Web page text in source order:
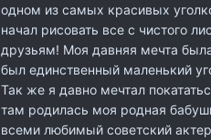
одном из самых красивых
начал рисовать все с чистого
друзьям! Моя давняя мечта
был единственный маленький
Так же я давно мечтал
там родилась моя родная
всеми любимый советский